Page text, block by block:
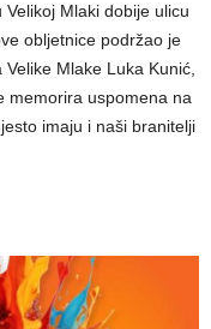
Mlaki dobije ulicu
obljetnice podržao je
Mlake Luka Kunić,
memorira uspomena na
imaju i naši branitelji